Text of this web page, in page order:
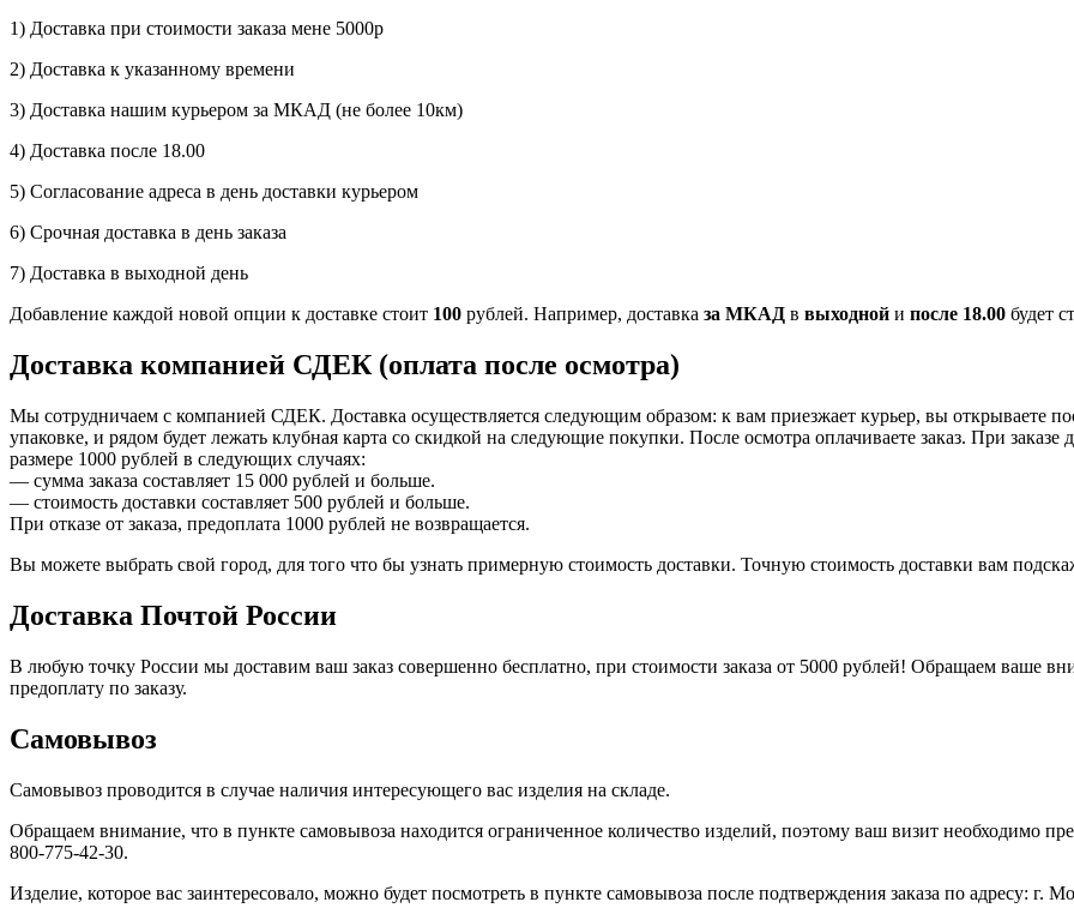
1) Доставка при стоимости заказа мене 5000р
2) Доставка к указанному времени
3) Доставка нашим курьером за МКАД (не более 10км)
4) Доставка после 18.00
5) Согласование адреса в день доставки курьером
6) Срочная доставка в день заказа
7) Доставка в выходной день
Добавление каждой новой опции к доставке стоит 100 рублей. Например, доставка за МКАД в выходной и после 18.00 будет
Доставка компанией СДЕК (оплата после осмотра)
Мы сотрудничаем с компанией СДЕК. Доставка осуществляется следующим образом: к вам приезжает курьер, вы открываете
упаковке, и рядом будет лежать клубная карта со скидкой на следующие покупки. После осмотра оплачиваете заказ. При
размере 1000 рублей в следующих случаях:
— сумма заказа составляет 15 000 рублей и больше.
— стоимость доставки составляет 500 рублей и больше.
При отказе от заказа, предоплата 1000 рублей не возвращается.
Вы можете выбрать свой город, для того что бы узнать примерную стоимость доставки. Точную стоимость доставки вам
Доставка Почтой России
В любую точку России мы доставим ваш заказ совершенно бесплатно, при стоимости заказа от 5000 рублей! Обращаем ваше
предоплату по заказу.
Самовывоз
Самовывоз проводится в случае наличия интересующего вас изделия на складе.
Обращаем внимание, что в пункте самовывоза находится ограниченное количество изделий, поэтому ваш визит необходимо
800-775-42-30.
Изделие, которое вас заинтересовало, можно будет посмотреть в пункте самовывоза после подтверждения заказа по адресу: г.